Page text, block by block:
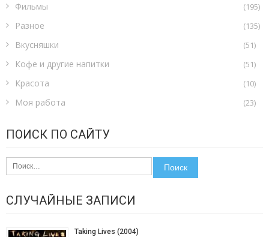
Фильмы (195)
Разное (135)
Вкусняшки (51)
Кофе и другие напитки (51)
Красота (10)
Моя работа (23)
ПОИСК ПО САЙТУ
Найти:
СЛУЧАЙНЫЕ ЗАПИСИ
Taking Lives (2004)